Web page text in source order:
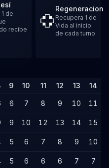
1 de
recibe
Regeneracion
Recupera 1 de
Vida al inicio
de cada turno
9 10 11 12 13 14
6 7 8 9 10 11
9 10 12 13 14 15
5 6 7 8 9 10
5 6 6 6 7 7